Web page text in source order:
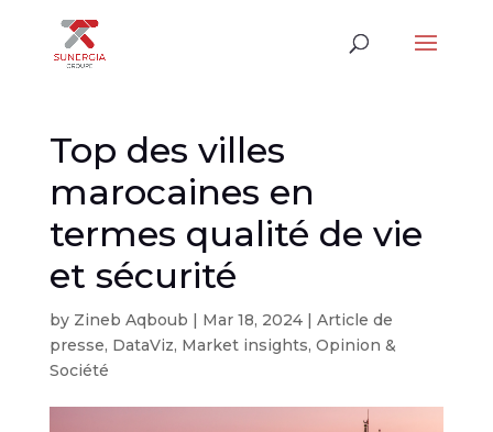
Top des villes
marocaines en
termes qualité de vie
et sécurité
by Zineb Aqboub | Mar 18, 2024| Article de
presse, DataViz, Market insights, Opinion &
Société